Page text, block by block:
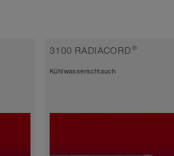
3100 RADIACORD®
Kühlwasserschlauch